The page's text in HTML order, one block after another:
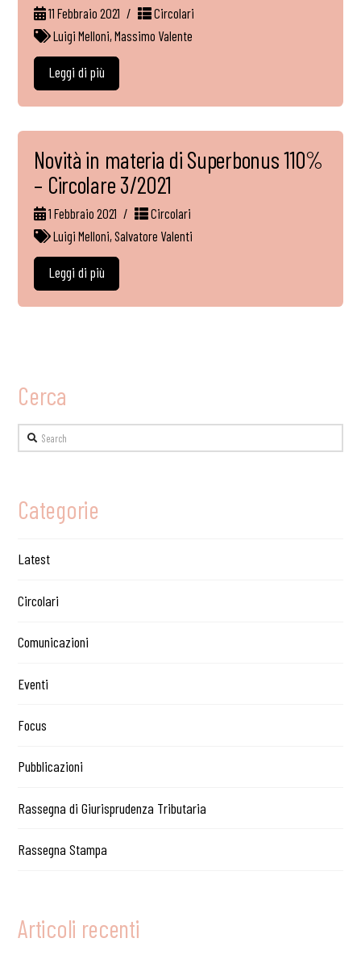
11 Febbraio 2021
Circolari
Luigi Melloni,Massimo Valente
Leggi di più
Novità in materia di Superbonus 110%
– Circolare 3/2021
1 Febbraio 2021
Circolari
Luigi Melloni,Salvatore Valenti
Leggi di più
Cerca
Search
Categorie
Latest
Circolari
Comunicazioni
Eventi
Focus
Pubblicazioni
Rassegna di Giurisprudenza Tributaria
Rassegna Stampa
Articoli recenti